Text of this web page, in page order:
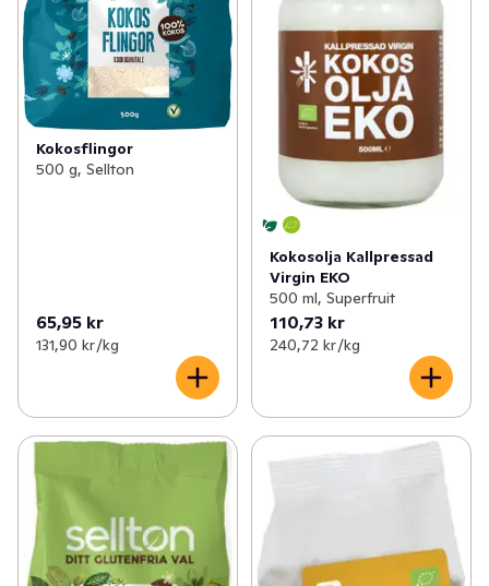
Kokosflingor
500 g, Sellton
65,95 kr
131,90 kr /kg
Kokosolja Kallpressad
Virgin EKO
500 ml, Superfruit
110,73 kr
240,72 kr /kg